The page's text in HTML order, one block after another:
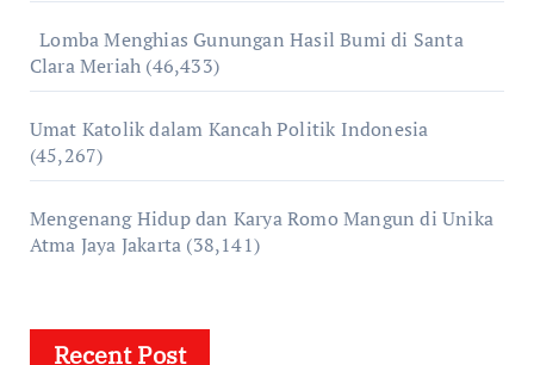
Lomba Menghias Gunungan Hasil Bumi di Santa
Clara Meriah (46,433)
Umat Katolik dalam Kancah Politik Indonesia
(45,267)
Mengenang Hidup dan Karya Romo Mangun di Unika
Atma Jaya Jakarta (38,141)
Recent Post